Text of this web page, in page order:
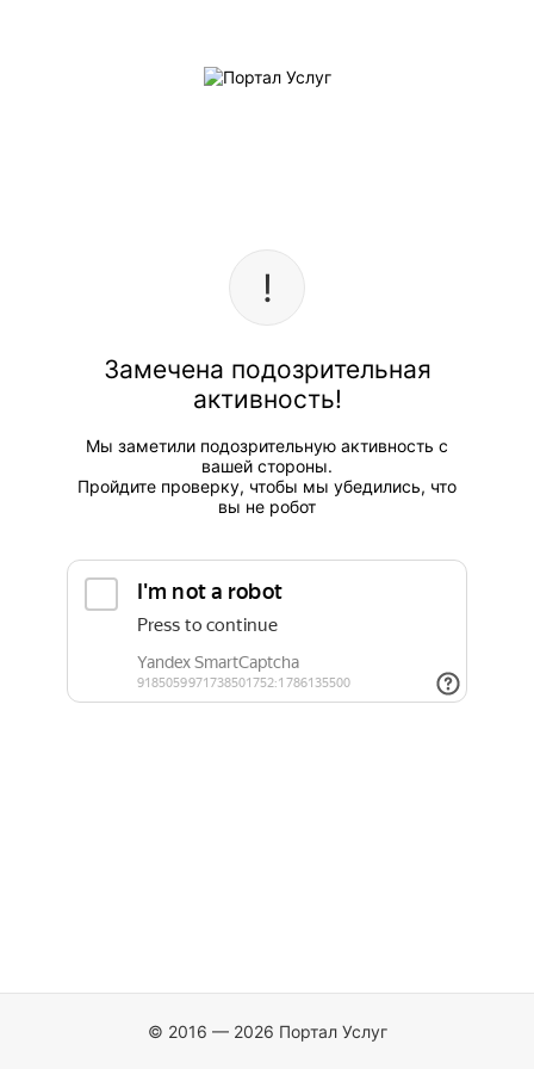
Замечена подозрительная
активность!
Мы заметили подозрительную активность с
вашей стороны.
Пройдите проверку, чтобы мы убедились, что
вы не робот
© 2016 — 2026 Портал Услуг